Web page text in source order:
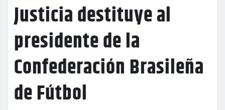
Justicia destituye al
presidente de la
Confederación Brasileña
de Fútbol